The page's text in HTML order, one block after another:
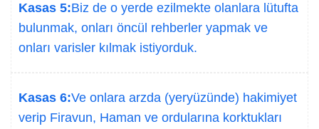
Kasas 5:Biz de o yerde ezilmekte olanlara lütufta
bulunmak, onları öncül rehberler yapmak ve
onları varisler kılmak istiyorduk.
Kasas 6:Ve onlara arzda (yeryüzünde) hakimiyet
verip Firavun, Haman ve ordularına korktukları